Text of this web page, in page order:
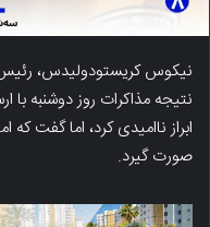
نیکوس کریستودولیدس، رئیس
نتیجه مذاکرات روز دوشنبه
ابراز ناامیدی کرد، اما گفت
صورت گیرد.